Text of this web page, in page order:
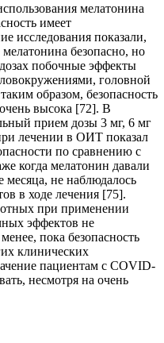
мелатонина
имеет
исследования показали,
безопасно, но
побочные эффекты
головной
образом, безопасность
высока [72]. В
прием дозы 3 мг, 6 мг
лечении в ОИТ показал
по сравнению с
когда мелатонин давали
месяца, не наблюдалось
в ходе лечения [75].
при применении
эффектов не
пока безопасность
клинических
пациентам с COVID-
несмотря на очень